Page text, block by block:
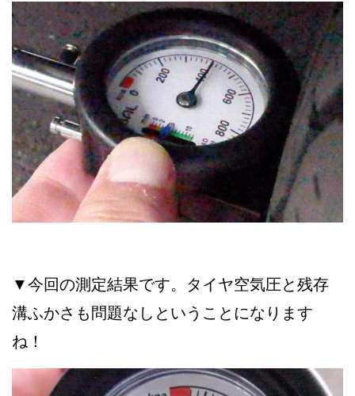
▼今回の測定結果です。タイヤ空気圧と残存
溝ふかさも問題なしということになります
ね！